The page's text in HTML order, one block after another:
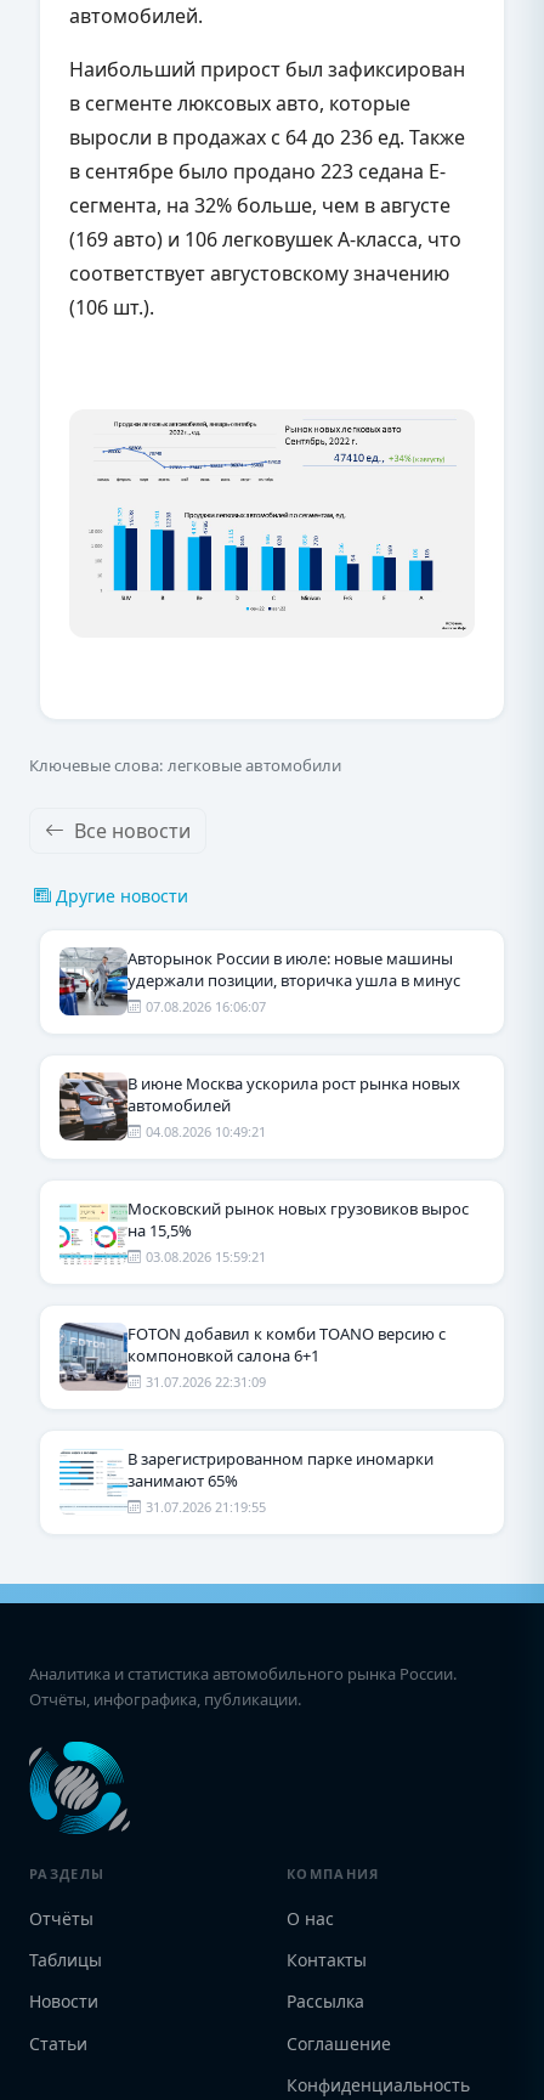
автомобилей.
Наибольший прирост был зафиксирован
в сегменте люксовых авто, которые
выросли в продажах с 64 до 236 ед. Также
в сентябре было продано 223 седана Е-
сегмента, на 32% больше, чем в августе
(169 авто) и 106 легковушек А-класса, что
соответствует августовскому значению
(106 шт.).
Ключевые слова: легковые автомобили
Все новости
Другие новости
Авторынок России в июле: новые машины
удержали позиции, вторичка ушла в минус
07.08.2026 16:06:07
В июне Москва ускорила рост рынка новых
автомобилей
04.08.2026 10:49:21
Московский рынок новых грузовиков вырос
на 15,5%
03.08.2026 15:59:21
FOTON добавил к комби TOANO версию с
компоновкой салона 6+1
31.07.2026 22:31:09
В зарегистрированном парке иномарки
занимают 65%
31.07.2026 21:19:55
Аналитика и статистика автомобильного рынка России.
Отчёты, инфографика, публикации.
РАЗДЕЛЫ
Отчёты
Таблицы
Новости
Статьи
КОМПАНИЯ
О нас
Контакты
Рассылка
Соглашение
Конфиденциальность